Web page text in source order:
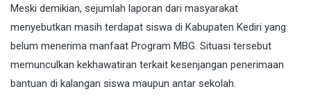
Meski demikian, sejumlah laporan dari masyarakat
menyebutkan masih terdapat siswa di Kabupaten Kediri yang
belum menerima manfaat Program MBG. Situasi tersebut
memunculkan kekhawatiran terkait kesenjangan penerimaan
bantuan di kalangan siswa maupun antar sekolah.